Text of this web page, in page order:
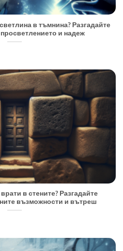
в тъмнина? Разгадайте
и надеж
в стените? Разгадайте
възможности и вътреш